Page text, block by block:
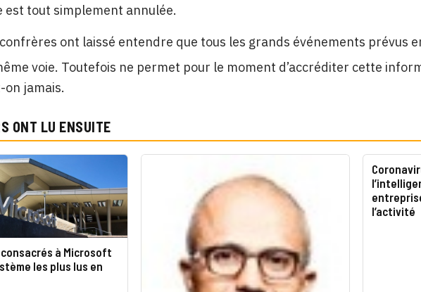
est tout simplement annulée.
ont laissé entendre que tous les grands événements prévus
voie. Toutefois ne permet pour le moment d’accréditer cette
on jamais.
ONT LU ENSUITE
à Microsoft
les plus lus en
l’activité